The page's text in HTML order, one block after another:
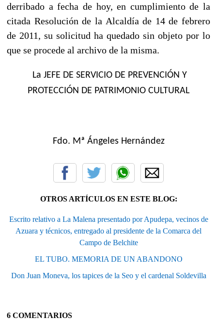
derribado a fecha de hoy, en cumplimiento de la
citada Resolución de la Alcaldía de 14 de febrero
de 2011, su solicitud ha quedado sin objeto por lo
que se procede al archivo de la misma.
La JEFE DE SERVICIO DE PREVENCIÓN Y
PROTECCIÓN DE PATRIMONIO CULTURAL
Fdo. Mª Ángeles Hernández
OTROS ARTÍCULOS EN ESTE BLOG:
Escrito relativo a La Malena presentado por Apudepa, vecinos de
Azuara y técnicos, entregado al presidente de la Comarca del
Campo de Belchite
EL TUBO. MEMORIA DE UN ABANDONO
Don Juan Moneva, los tapices de la Seo y el cardenal Soldevilla
6 COMENTARIOS